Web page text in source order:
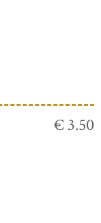
€ 3.50